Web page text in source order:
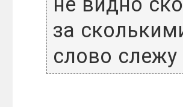
за
слово